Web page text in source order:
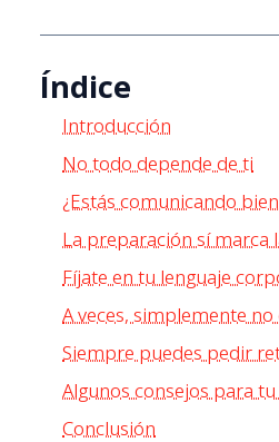
Índice
Introducción
No todo depende de ti
¿Estás comunicando
La preparación sí marca
Fíjate en tu lenguaje
A veces, simplemente
Siempre puedes pedir
Algunos consejos para
Conclusión